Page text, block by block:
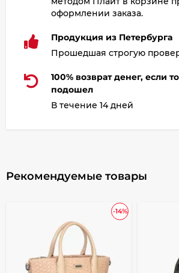
оформлении заказа.
Продукция из Петербурга
Прошедшая строгую
100% возврат денег, если
подошел
В течение 14 дней
Рекомендуемые товары
-14%